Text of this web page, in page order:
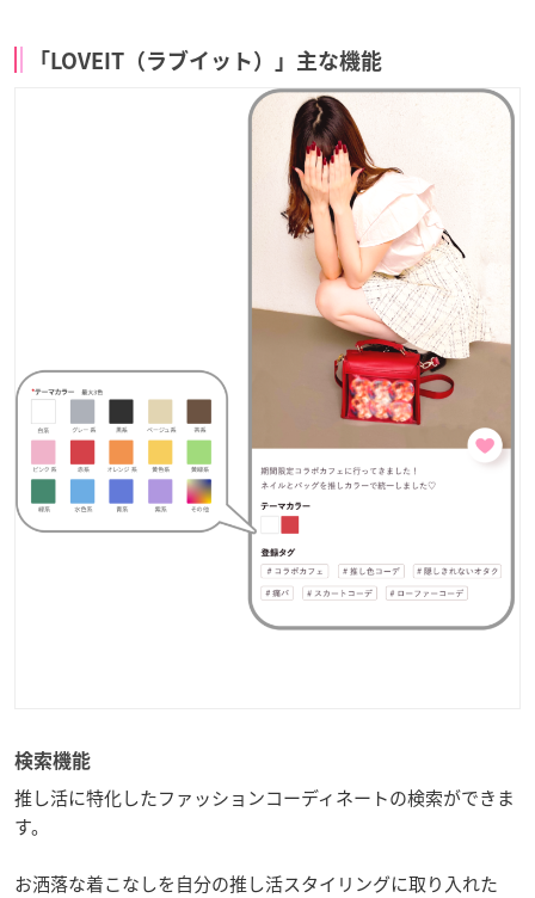
「LOVEIT（ラブイット）」主な機能
検索機能
推し活に特化したファッションコーディネートの検索ができま
す。
お洒落な着こなしを自分の推し活スタイリングに取り入れた